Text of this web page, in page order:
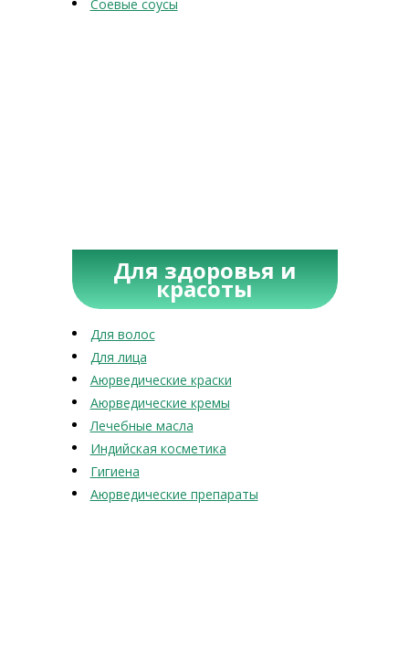
Соевые соусы
Для здоровья и
красоты
Для волос
Для лица
Аюрведические краски
Аюрведические кремы
Лечебные масла
Индийская косметика
Гигиена
Аюрведические препараты